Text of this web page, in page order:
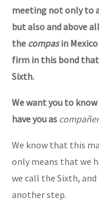
meeting not only to
but also and above
the compasin
firm in this bond
Sixth.
We want you to
have you as
We know that this
only means that we
we call the Sixth,
another step.